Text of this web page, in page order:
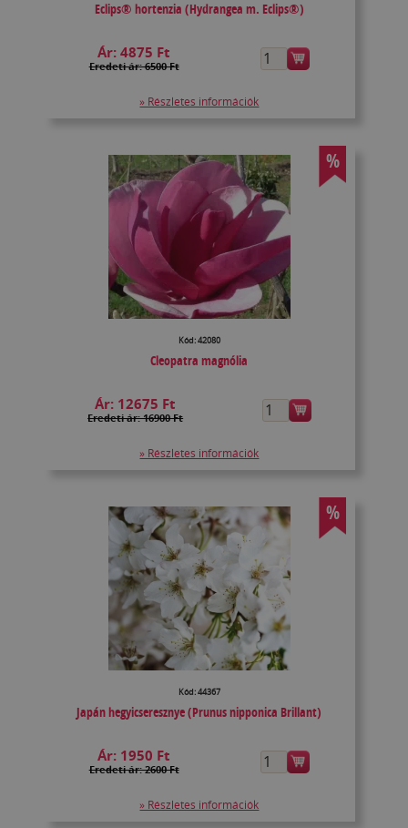
Eclips® hortenzia (Hydrangea m. Eclips®)
Ár:4875 Ft
Eredeti ár: 6500 Ft
» Részletes információk
%
Kód: 42080
Cleopatra magnólia
Ár: 12675 Ft
Eredeti ár: 16900 Ft
» Részletes információk
%
Kód: 44367
Japán hegyicseresznye (Prunus nipponica Brillant)
Ár: 1950 Ft
Eredeti ár: 2600 Ft
» Részletes információk